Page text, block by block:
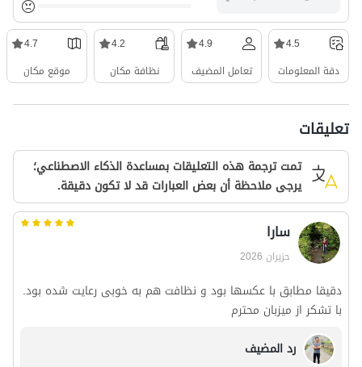
4.5
دقة المعلومات
4.9
تعامل المضيف
4.2
نظافة مكان
4.7
موقع مكان
تعليقات
تمت ترجمة هذه التعليقات بمساعدة الذكاء الاصطناعي؛
يرجى ملاحظة أن بعض العبارات قد لا تكون دقيقة.
سارا
حزيران 2026
دقیقا مطابق با عکسها بود و نظافت هم به خوبی رعایت شده بود.
با تشکر از میزبان محترم
رد المضيف